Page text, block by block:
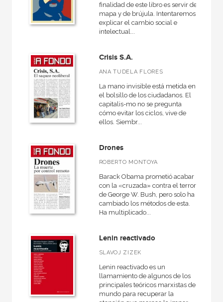
finalidad de este libro es servir de
mapa y de brújula. Intentaremos
explicar el cambio social e
intelectual...
Crisis S.A.
ANA TUDELA FLORES
La mano invisible está metida en
el bolsillo de los ciudadanos. El
capitalis-mo no se pregunta
cómo evitar los ciclos, vive de
ellos. Siembr...
Drones
ROBERTO MONTOYA
Barack Obama prometió acabar
con la «cruzada» contra el terror
de George W. Bush, pero solo ha
cambiado los métodos de esta.
Ha multiplicado...
Lenin reactivado
SLAVOJ ZIZEK
Lenin reactivado es un
llamamiento de algunos de los
principales teóricos marxistas del
mundo para recuperar la